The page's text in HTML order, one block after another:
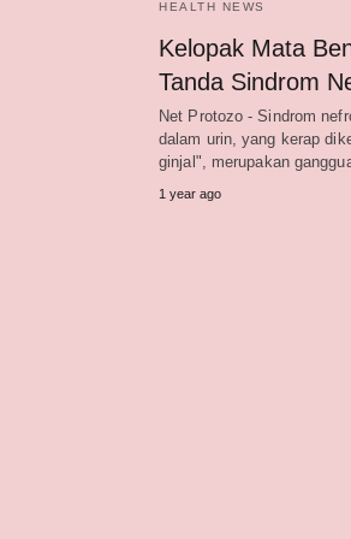
HEALTH NEWS
Kelopak Mata
Tanda Sindrom
Net Protozo - Sindrom
dalam urin, yang kerap
ginjal", merupakan
1 year ago